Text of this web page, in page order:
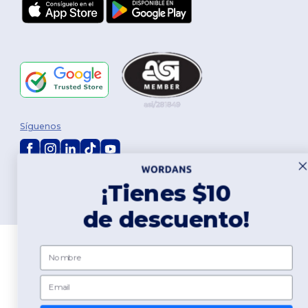
Términos y Condiciones| Política de personalización| Política de
Política de Cookies|Mapa del sitio
Síguenos
¡Tienes $10
de descuento!
Nombre
Email